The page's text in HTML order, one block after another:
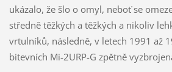
ukázalo, že šlo o omyl, neboť se
středně těžkých a těžkých a nikoliv
vrtulníků, následně, v letech 1991 až
bitevních Mi-2URP-G zpětně